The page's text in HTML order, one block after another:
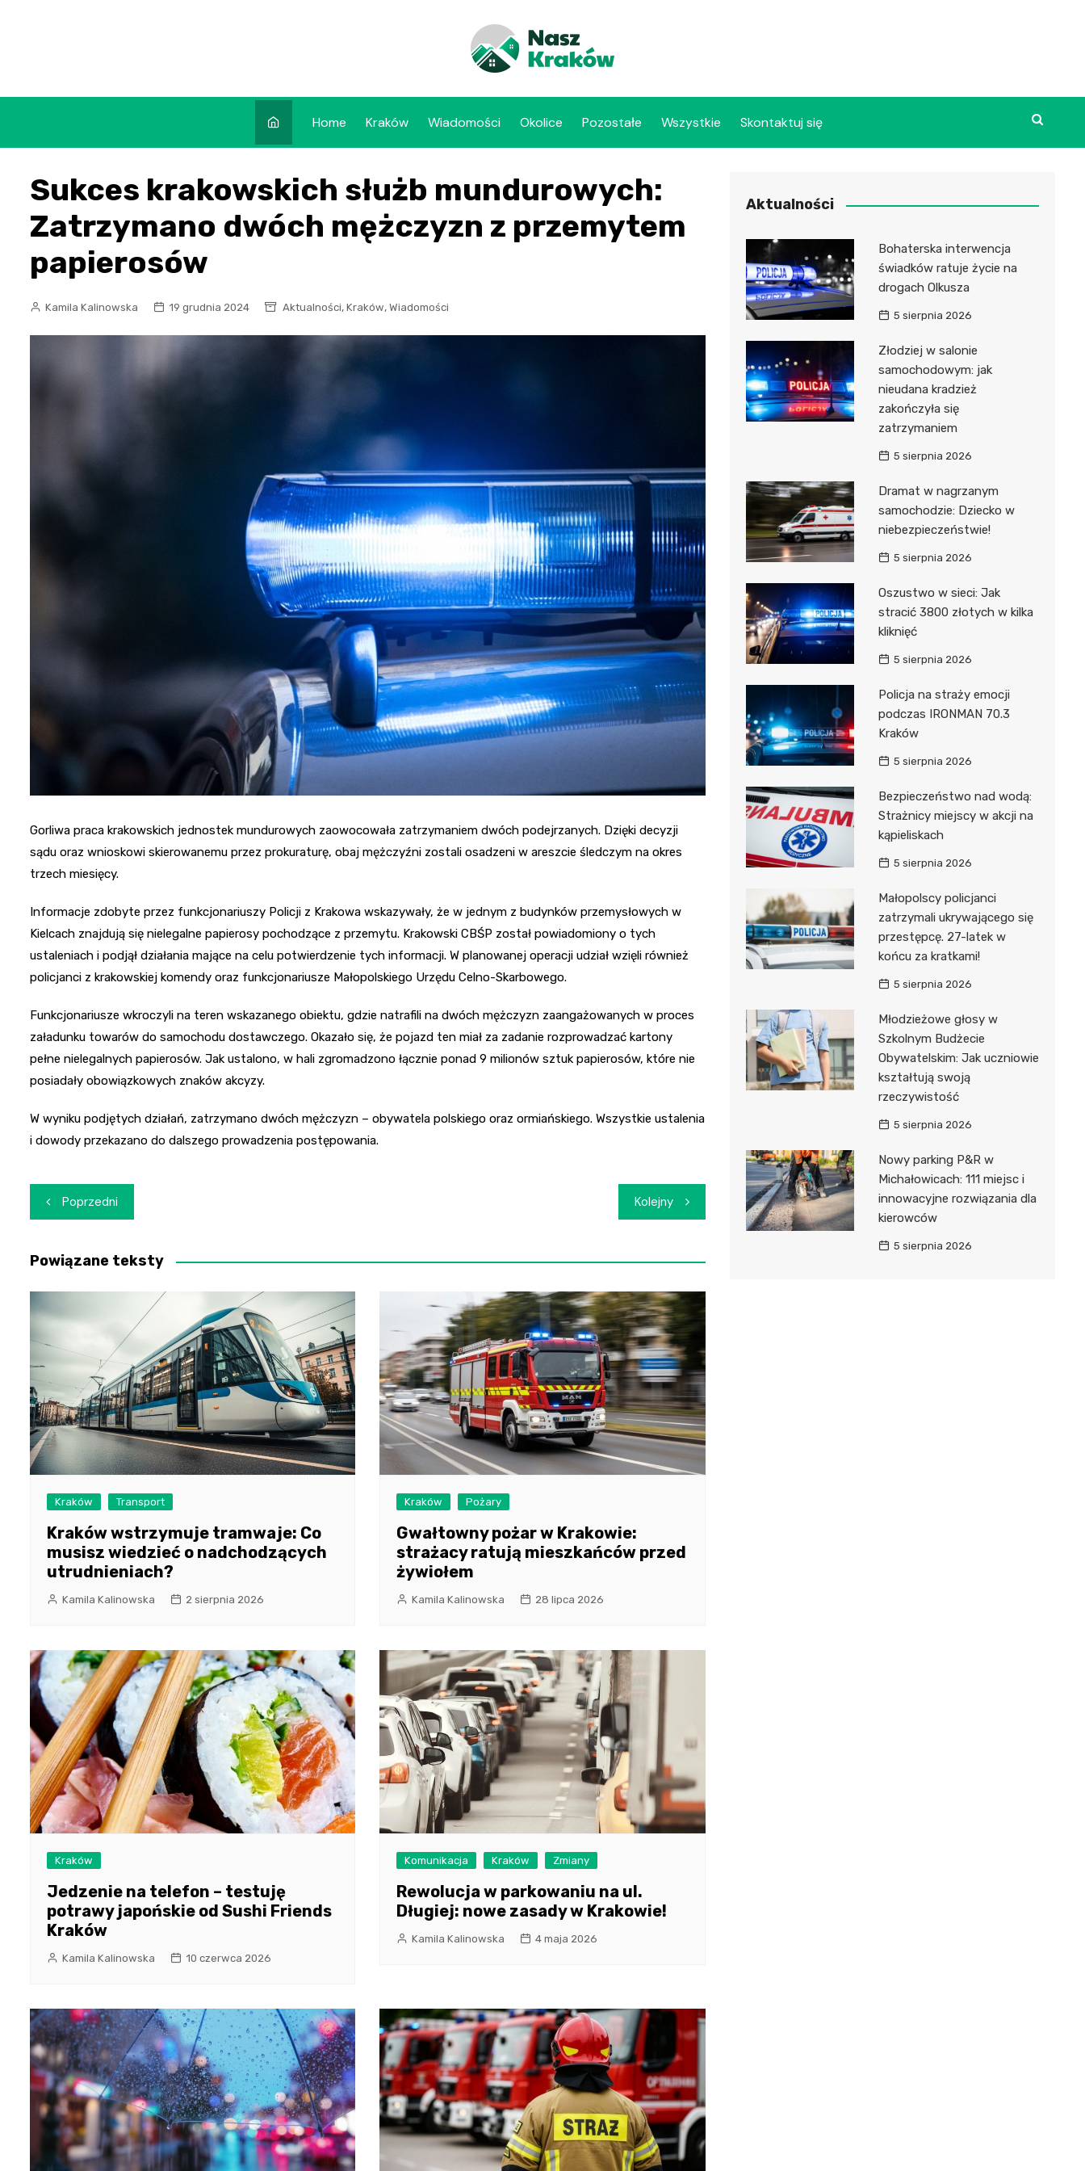
Home Kraków Wiadomości Okolice Pozostałe Wszystkie Skontaktuj się
Sukces krakowskich służb mundurowych:
Zatrzymano dwóch mężczyzn z przemytem
papierosów
Kamila Kalinowska 19 grudnia 2024 Aktualności, Kraków, Wiadomości
Gorliwa praca krakowskich jednostek mundurowych zaowocowała zatrzymaniem dwóch podejrzanych. Dzięki decyzji
sądu oraz wnioskowi skierowanemu przez prokuraturę, obaj mężczyźni zostali osadzeni w areszcie śledczym na okres
trzech miesięcy.
Informacje zdobyte przez funkcjonariuszy Policji z Krakowa wskazywały, że w jednym z budynków przemysłowych w
Kielcach znajdują się nielegalne papierosy pochodzące z przemytu. Krakowski CBŚP został powiadomiony o tych
ustaleniach i podjął działania mające na celu potwierdzenie tych informacji. W planowanej operacji udział wzięli również
policjanci z krakowskiej komendy oraz funkcjonariusze Małopolskiego Urzędu Celno-Skarbowego.
Funkcjonariusze wkroczyli na teren wskazanego obiektu, gdzie natrafili na dwóch mężczyzn zaangażowanych w proces
załadunku towarów do samochodu dostawczego. Okazało się, że pojazd ten miał za zadanie rozprowadzać kartony
pełne nielegalnych papierosów. Jak ustalono, w hali zgromadzono łącznie ponad 9 milionów sztuk papierosów, które nie
posiadały obowiązkowych znaków akcyzy.
W wyniku podjętych działań, zatrzymano dwóch mężczyzn – obywatela polskiego oraz ormiańskiego. Wszystkie ustalenia
i dowody przekazano do dalszego prowadzenia postępowania.
Nawigacja
wpisu
Poprzedni Kolejny
Powiązane teksty
Kraków Transport
Kraków wstrzymuje tramwaje: Co
musisz wiedzieć o nadchodzących
utrudnieniach?
Kamila Kalinowska 2 sierpnia 2026
Kraków Pożary
Gwałtowny pożar w Krakowie:
strażacy ratują mieszkańców przed
żywiołem
Kamila Kalinowska 28 lipca 2026
Kraków
Jedzenie na telefon – testuję
potrawy japońskie od Sushi Friends
Kraków
Kamila Kalinowska 10 czerwca 2026
Komunikacja Kraków Zmiany
Rewolucja w parkowaniu na ul.
Długiej: nowe zasady w Krakowie!
Kamila Kalinowska 4 maja 2026
Aktualności
Bohaterska interwencja
świadków ratuje życie na
drogach Olkusza
5 sierpnia 2026
Złodziej w salonie
samochodowym: jak
nieudana kradzież
zakończyła się
zatrzymaniem
5 sierpnia 2026
Dramat w nagrzanym
samochodzie: Dziecko w
niebezpieczeństwie!
5 sierpnia 2026
Oszustwo w sieci: Jak
stracić 3800 złotych w kilka
kliknięć
5 sierpnia 2026
Policja na straży emocji
podczas IRONMAN 70.3
Kraków
5 sierpnia 2026
Bezpieczeństwo nad wodą:
Strażnicy miejscy w akcji na
kąpieliskach
5 sierpnia 2026
Małopolscy policjanci
zatrzymali ukrywającego się
przestępcę. 27-latek w
końcu za kratkami!
5 sierpnia 2026
Młodzieżowe głosy w
Szkolnym Budżecie
Obywatelskim: Jak uczniowie
kształtują swoją
rzeczywistość
5 sierpnia 2026
Nowy parking P&R w
Michałowicach: 111 miejsc i
innowacyjne rozwiązania dla
kierowców
5 sierpnia 2026